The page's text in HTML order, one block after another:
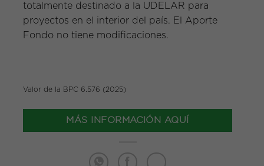
totalmente destinado a la UDELAR para
proyectos en el interior del país. El Aporte
Fondo no tiene modificaciones.
Valor de la BPC 6.576 (2025)
MÁS INFORMACIÓN AQUÍ